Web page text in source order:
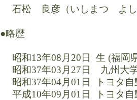
石松 良彦（いしまつ よし
●略歴
昭和13年08月20日 生 (福岡
昭和37年03月27日 九州大
昭和37年04月01日 トヨタ自
平成10年09月01日 トヨタ自